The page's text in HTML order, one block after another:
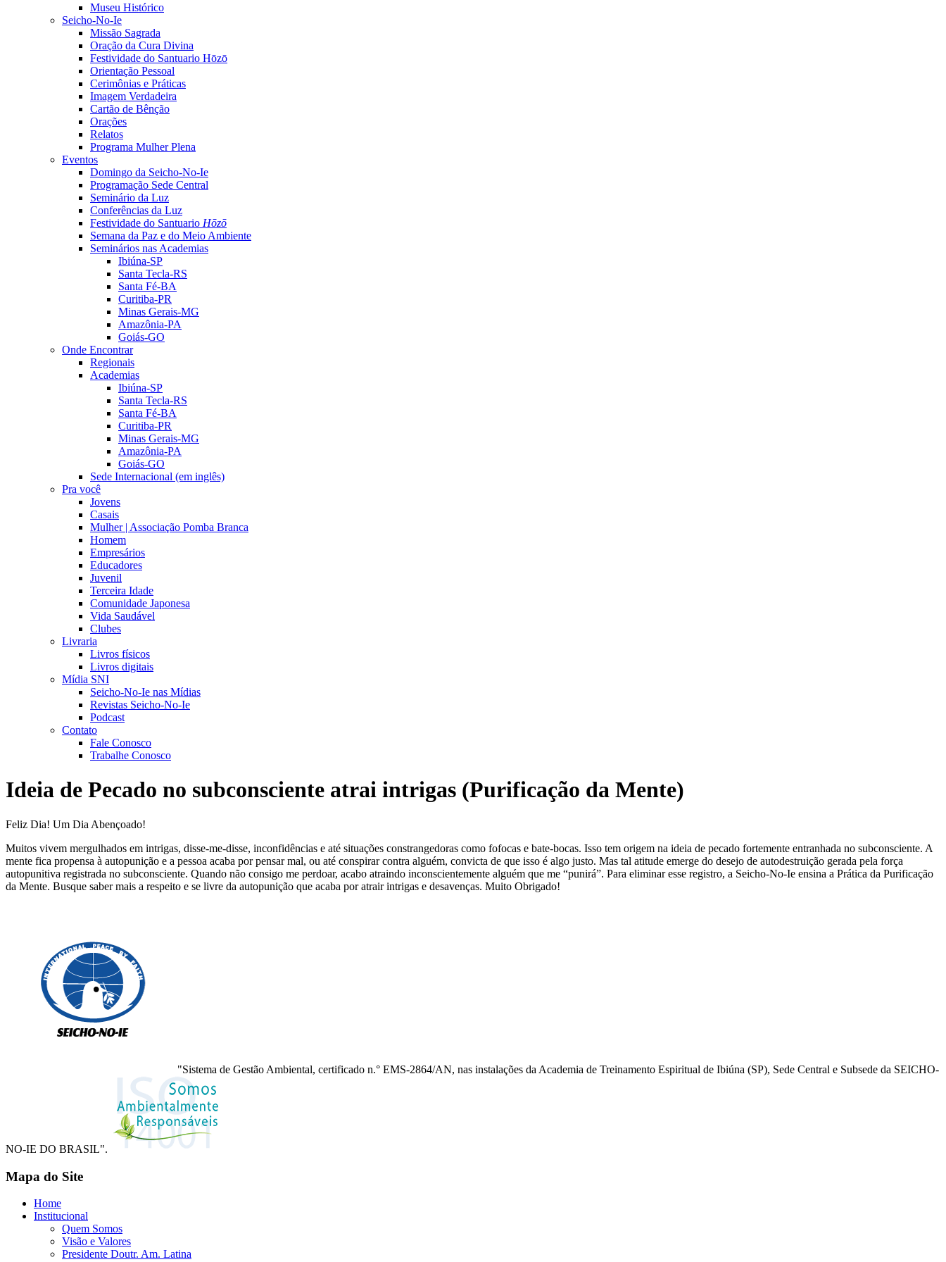
Museu Histórico
Seicho-No-Ie
Missão Sagrada
Oração da Cura Divina
Festividade do Santuario Hōzō
Orientação Pessoal
Cerimônias e Práticas
Imagem Verdadeira
Cartão de Bênção
Orações
Relatos
Programa Mulher Plena
Eventos
Domingo da Seicho-No-Ie
Programação Sede Central
Seminário da Luz
Conferências da Luz
Festividade do Santuario Hōzō
Semana da Paz e do Meio Ambiente
Seminários nas Academias
Ibiúna-SP
Santa Tecla-RS
Santa Fé-BA
Curitiba-PR
Minas Gerais-MG
Amazônia-PA
Goiás-GO
Onde Encontrar
Regionais
Academias
Ibiúna-SP
Santa Tecla-RS
Santa Fé-BA
Curitiba-PR
Minas Gerais-MG
Amazônia-PA
Goiás-GO
Sede Internacional (em inglês)
Pra você
Jovens
Casais
Mulher | Associação Pomba Branca
Homem
Empresários
Educadores
Juvenil
Terceira Idade
Comunidade Japonesa
Vida Saudável
Clubes
Livraria
Livros físicos
Livros digitais
Mídia SNI
Seicho-No-Ie nas Mídias
Revistas Seicho-No-Ie
Podcast
Contato
Fale Conosco
Trabalhe Conosco
Ideia de Pecado no subconsciente atrai intrigas (Purificação da Mente)
Feliz Dia! Um Dia Abençoado!
Muitos vivem mergulhados em intrigas, disse-me-disse, inconfidências e até situações constrangedoras como fofocas e bate-bocas. Isso tem origem na ideia de pecado fortemente entranhada no subconsciente. A
mente fica propensa à autopunição e a pessoa acaba por pensar mal, ou até conspirar contra alguém, convicta de que isso é algo justo. Mas tal atitude emerge do desejo de autodestruição gerada pela força
autopunitiva registrada no subconsciente. Quando não consigo me perdoar, acabo atraindo inconscientemente alguém que me “punirá”. Para eliminar esse registro, a Seicho-No-Ie ensina a Prática da Purificação
da Mente. Busque saber mais a respeito e se livre da autopunição que acaba por atrair intrigas e desavenças. Muito Obrigado!
"Sistema de Gestão Ambiental, certificado n.° EMS-2864/AN, nas instalações da Academia de Treinamento Espiritual de Ibiúna (SP), Sede Central e Subsede da SEICHO-
NO-IE DO BRASIL".
Mapa do Site
Home
Institucional
Quem Somos
Visão e Valores
Presidente Doutr. Am. Latina